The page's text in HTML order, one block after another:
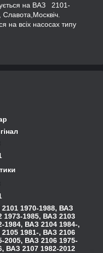
на ВАЗ 2101-
на всіх насосах типу
1970-1988, ВАЗ
1973-1985, ВАЗ 2103
1984, ВАЗ 2104 1984-,
1981-, ВАЗ 2106
2005, ВАЗ 2106 1975-
ВАЗ 2107 1982-2012